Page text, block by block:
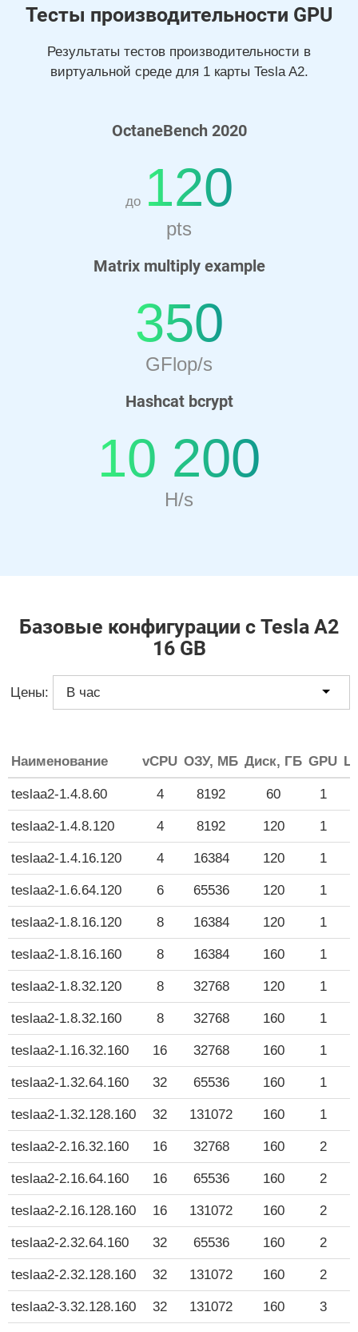
Тесты производительности GPU
Результаты тестов производительности в
виртуальной среде для 1 карты Tesla A2.
OctaneBench 2020
до 120
pts
Matrix multiply example
350
GFlop/s
Hashcat bcrypt
10 200
H/s
Базовые конфигурации с Tesla A2
16 GB
Цены:
Наименование vCPU ОЗУ, МБ Диск, ГБ GPU
teslaa2-1.4.8.60 4 8192 60 1
teslaa2-1.4.8.120 4 8192 120 1
teslaa2-1.4.16.120 4 16384 120 1
teslaa2-1.6.64.120 6 65536 120 1
teslaa2-1.8.16.120 8 16384 120 1
teslaa2-1.8.16.160 8 16384 160 1
teslaa2-1.8.32.120 8 32768 120 1
teslaa2-1.8.32.160 8 32768 160 1
teslaa2-1.16.32.160 16 32768 160 1
teslaa2-1.32.64.160 32 65536 160 1
teslaa2-1.32.128.160 32 131072 160 1
teslaa2-2.16.32.160 16 32768 160 2
teslaa2-2.16.64.160 16 65536 160 2
teslaa2-2.16.128.160 16 131072 160 2
teslaa2-2.32.64.160 32 65536 160 2
teslaa2-2.32.128.160 32 131072 160 2
teslaa2-3.32.128.160 32 131072 160 3